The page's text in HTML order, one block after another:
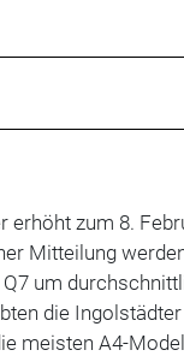
erhöht zum 8.
Mitteilung
Q7 um
die
meisten A4-